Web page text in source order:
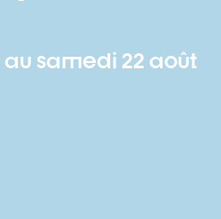
au samedi 22 août